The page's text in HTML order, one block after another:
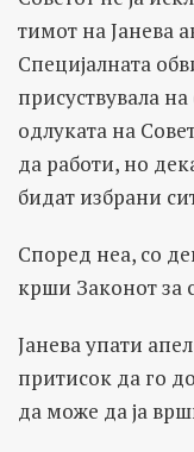
тимот на Јанева
Специјалната
присуствувала
одлуката на
да работи, но
бидат избрани
Според неа, со
крши Законот за
Јанева упати
притисок да го
да може да ја